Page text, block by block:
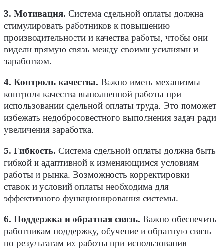
3. Мотивация. Система сдельной оплаты должна
стимулировать работников к повышению
производительности и качества работы, чтобы они
видели прямую связь между своими усилиями и
заработком.
4. Контроль качества. Важно иметь механизмы
контроля качества выполненной работы при
использовании сдельной оплаты труда. Это поможет
избежать недобросовестного выполнения задач ради
увеличения заработка.
5. Гибкость. Система сдельной оплаты должна быть
гибкой и адаптивной к изменяющимся условиям
работы и рынка. Возможность корректировки
ставок и условий оплаты необходима для
эффективного функционирования системы.
6. Поддержка и обратная связь. Важно обеспечить
работникам поддержку, обучение и обратную связь
по результатам их работы при использовании